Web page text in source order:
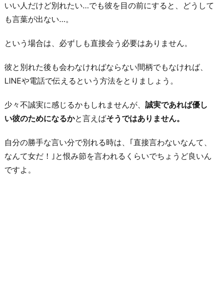
いい人だけど別れたい…でも彼を目の前にすると、どうして
も言葉が出ない…。
という場合は、必ずしも直接会う必要はありません。
彼と別れた後も会わなければならない間柄でもなければ、
LINEや電話で伝えるという方法をとりましょう。
少々不誠実に感じるかもしれませんが、 誠実であれば優し
い彼のためになるかと言えばそうではありません。
自分の勝手な言い分で別れる時は、｢直接言わないなんて、
なんて女だ！｣と恨み節を言われるくらいでちょうど良いん
ですよ。